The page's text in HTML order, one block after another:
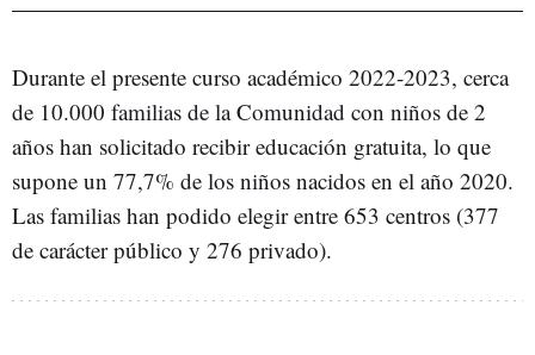
Durante el presente curso académico 2022-2023, cerca
de 10.000 familias de la Comunidad con niños de 2
años han solicitado recibir educación gratuita, lo que
supone un 77,7% de los niños nacidos en el año 2020.
Las familias han podido elegir entre 653 centros (377
de carácter público y 276 privado).